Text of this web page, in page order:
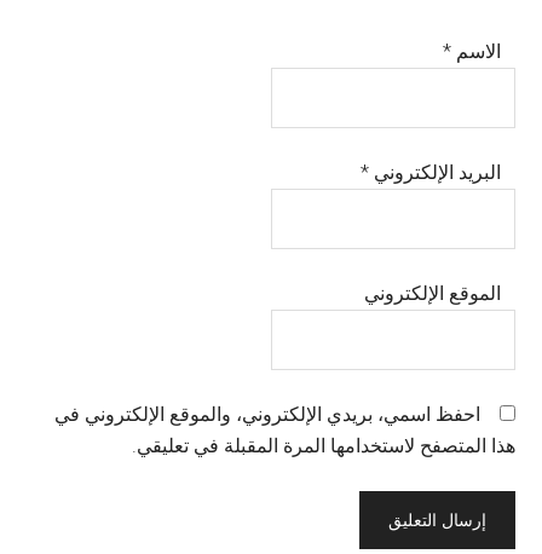
الاسم*
البريد الإلكتروني*
الموقع الإلكتروني
احفظ اسمي، بريدي الإلكتروني، والموقع الإلكتروني في
هذا المتصفح لاستخدامها المرة المقبلة في تعليقي.